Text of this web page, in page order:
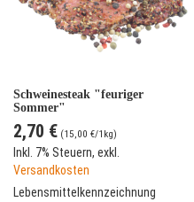
Schweinesteak "feuriger
Sommer"
2,70 € (15,00 €/1kg)
Inkl. 7% Steuern, exkl.
Versandkosten
Lebensmittelkennzeichnung